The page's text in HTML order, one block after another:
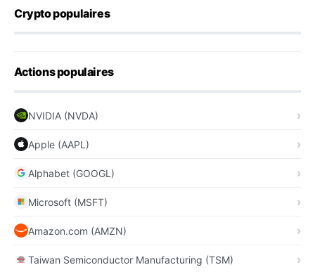
Crypto populaires
Actions populaires
NVIDIA (NVDA)
Apple (AAPL)
Alphabet (GOOGL)
Microsoft (MSFT)
Amazon.com (AMZN)
Taiwan Semiconductor Manufacturing (TSM)